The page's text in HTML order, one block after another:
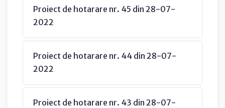
Proiect de hotarare nr. 45 din 28-07-
2022
Proiect de hotarare nr. 44 din 28-07-
2022
Proiect de hotarare nr. 43 din 28-07-